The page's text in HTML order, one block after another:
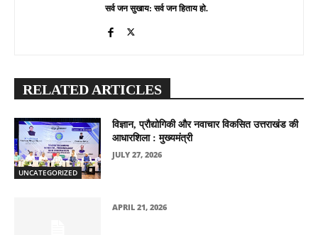
सर्व जन सुखाय: सर्व जन हिताय हो.
RELATED ARTICLES
UNCATEGORIZED
विज्ञान, प्रौद्योगिकी और नवाचार विकसित उत्तराखंड की
आधारशिला : मुख्यमंत्री
JULY 27, 2026
APRIL 21, 2026